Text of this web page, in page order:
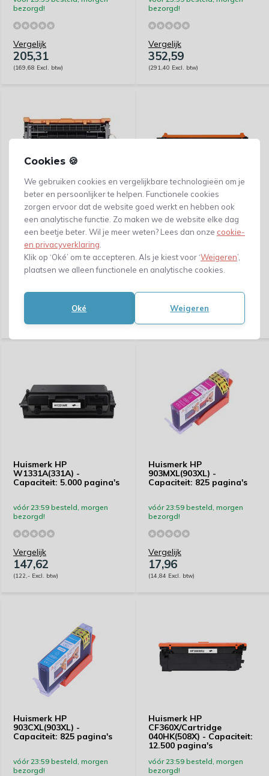
Cookies 🍪
We gebruiken cookies en vergelijkbare technologieën om je
beter en persoonlijker te helpen. Functionele cookies
zorgen ervoor dat de website goed werkt en hebben ook
een analytische functie. Zo maken we de website elke dag
een beetje beter. Wil je meer weten? Lees dan onze cookie-
en privacyverklaring
Klik op ‘Oké’ om te accepteren. Als je kiest voor ‘Weigeren’,
plaatsen we alleen functionele en analytische cookies.
Oké Weigeren
bezorgd!
Vergelijk
205,31
(169,68 Excl. btw)
bezorgd!
Vergelijk
352,59
(291,40 Excl. btw)
Huismerk HP
W1470A(147A) -
Capaciteit: 10.500
pagina's
vóór 23:59 besteld, morgen
bezorgd!
Vergelijk
(233,56 Excl. btw)
Huismerk HP
W1350A(135A) -
Capaciteit: 1.100 pagina's
vóór 23:59 besteld, morgen
bezorgd!
79,42
Huismerk HP
W1331A(331A) -
Capaciteit: 5.000 pagina's
vóór 23:59 besteld, morgen
bezorgd!
Vergelijk
147,62
(122,- Excl. btw)
Huismerk HP
903MXL(903XL) -
Capaciteit: 825 pagina's
vóór 23:59 besteld, morgen
bezorgd!
Vergelijk
17,96
(14,84 Excl. btw)
Huismerk HP
903CXL(903XL) -
Capaciteit: 825 pagina's
vóór 23:59 besteld, morgen
bezorgd!
Huismerk HP
CF360X/Cartridge
040HK(508X) - Capaciteit:
12.500 pagina's
vóór 23:59 besteld, morgen
bezorgd!